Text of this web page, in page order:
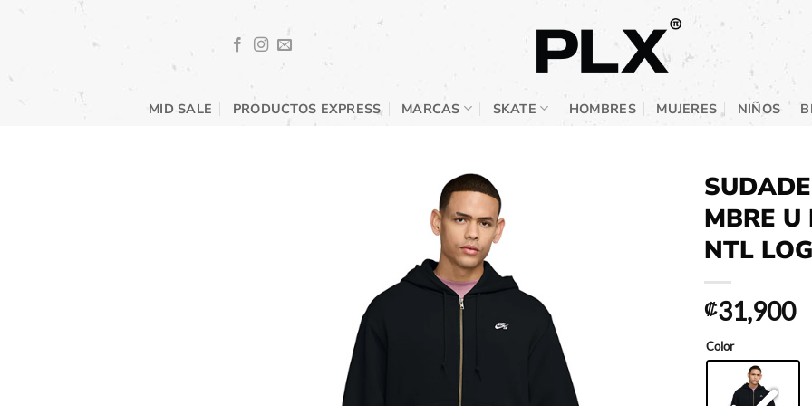
MID SALE PRODUCTOS EXPRESS MARCAS SKATE HOMBRES MUJERES NIÑOS
MBRE U
NTL
₡31,900
Color